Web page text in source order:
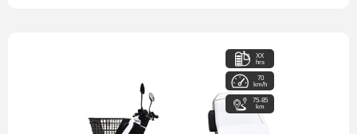
XX
hrs
70
km/h
75-85
km